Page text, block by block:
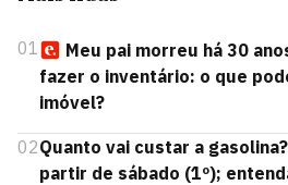
01
Meu pai morreu há 30
fazer o inventário: o que
imóvel?
02Quanto vai custar a
partir de sábado (1º);